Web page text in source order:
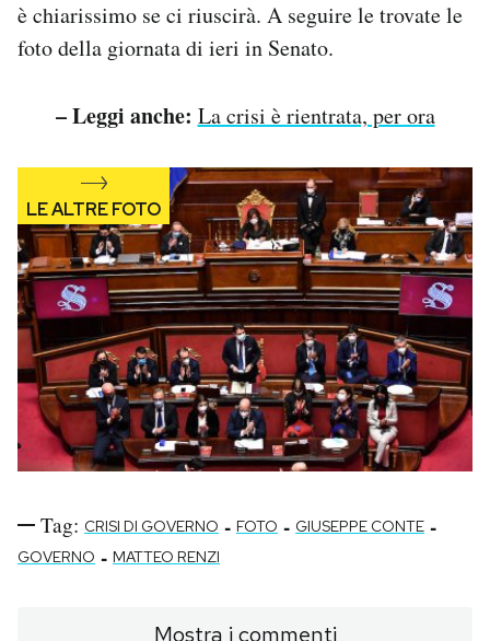
è chiarissimo se ci riuscirà. A seguire le trovate le
foto della giornata di ieri in Senato.
– Leggi anche: La crisi è rientrata, per ora
Tag: CRISI DI GOVERNO - FOTO - GIUSEPPE CONTE -
GOVERNO - MATTEO RENZI
Mostra i commenti